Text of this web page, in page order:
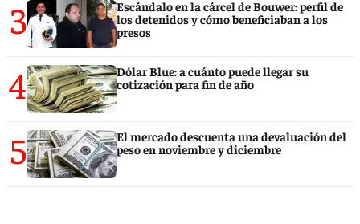
3
Escándalo en la cárcel de Bouwer: perfil de
los detenidos y cómo beneficiaban a los
presos
4
Dólar Blue: a cuánto puede llegar su
cotización para fin de año
5
El mercado descuenta una devaluación del
peso en noviembre y diciembre